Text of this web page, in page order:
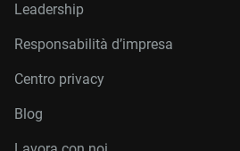
Leadership
Responsabilità d’impresa
Centro privacy
Blog